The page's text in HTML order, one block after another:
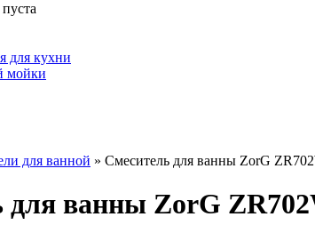
для кухни
мойки
для ванной » Смеситель для ванны ZorG
для ванны ZorG